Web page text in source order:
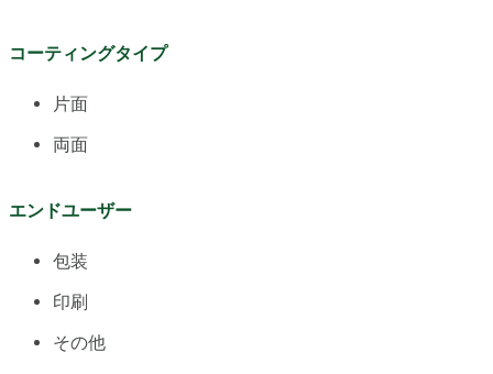
コーティングタイプ
片面
両面
エンドユーザー
包装
印刷
その他